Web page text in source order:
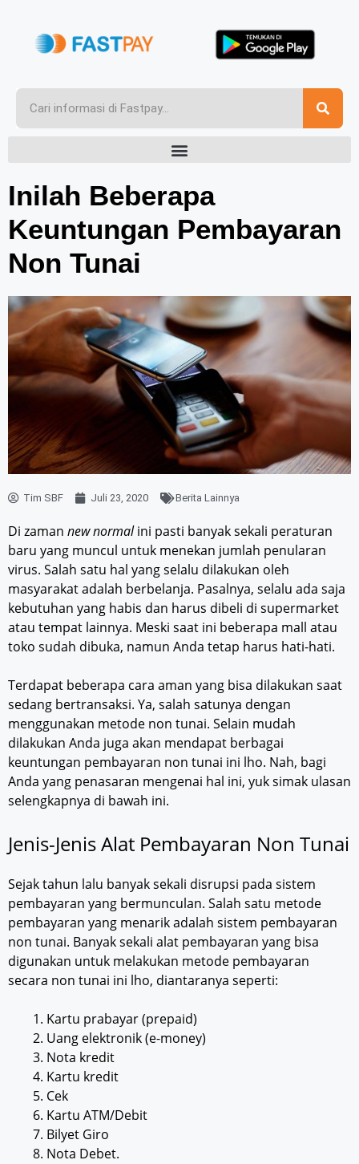
Inilah Beberapa
Keuntungan Pembayaran
Non Tunai
Tim SBF Juli 23, 2020 Berita Lainnya
Di zaman new normalini pasti banyak sekali peraturan
baru yang muncul untuk menekan jumlah penularan
virus. Salah satu hal yang selalu dilakukan oleh
masyarakat adalah berbelanja. Pasalnya, selalu ada saja
kebutuhan yang habis dan harus dibeli di supermarket
atau tempat lainnya. Meski saat ini beberapa mall atau
toko sudah dibuka, namun Anda tetap harus hati-hati.
Terdapat beberapa cara aman yang bisa dilakukan saat
sedang bertransaksi. Ya, salah satunya dengan
menggunakan metode non tunai. Selain mudah
dilakukan Anda juga akan mendapat berbagai
keuntungan pembayaran non tunai ini lho. Nah, bagi
Anda yang penasaran mengenai hal ini, yuk simak ulasan
selengkapnya di bawah ini.
Jenis-Jenis Alat Pembayaran Non Tunai
Sejak tahun lalu banyak sekali disrupsi pada sistem
pembayaran yang bermunculan. Salah satu metode
pembayaran yang menarik adalah sistem pembayaran
non tunai. Banyak sekali alat pembayaran yang bisa
digunakan untuk melakukan metode pembayaran
secara non tunai ini lho, diantaranya seperti:
Kartu prabayar (prepaid)
Uang elektronik (e-money)
Nota kredit
Kartu kredit
Cek
Kartu ATM/Debit
Bilyet Giro
Nota Debet.